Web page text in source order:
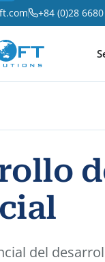
+84 (0)28
del